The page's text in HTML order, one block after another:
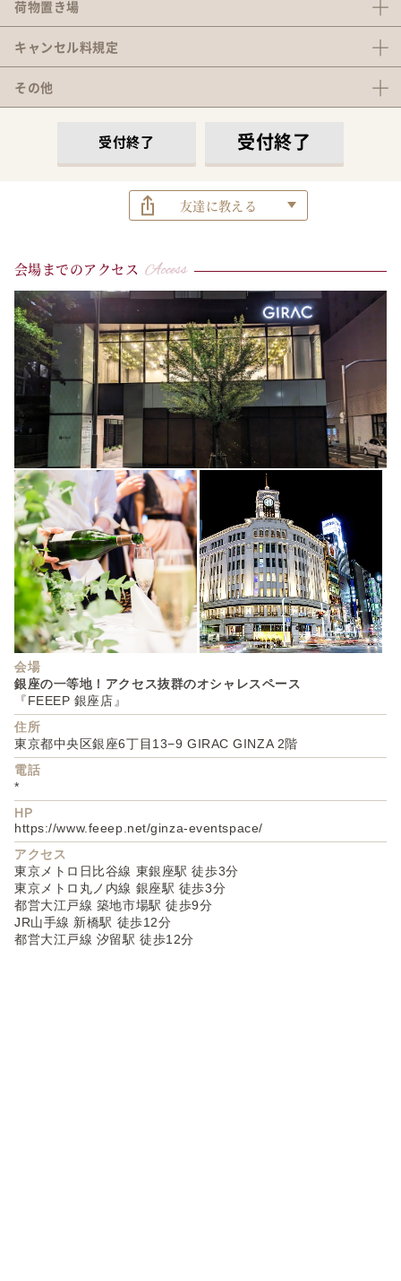
荷物置き場
キャンセル料規定
その他
受付終了 受付終了
友達に教える
会場までのアクセス
会場
銀座の一等地！アクセス抜群のオシャレスペース
『FEEEP 銀座店』
住所
東京都中央区銀座6丁目13−9 GIRAC GINZA 2階
電話
*
HP
https://www.feeep.net/ginza-eventspace/
アクセス
東京メトロ日比谷線 東銀座駅 徒歩3分
東京メトロ丸ノ内線 銀座駅 徒歩3分
都営大江戸線 築地市場駅 徒歩9分
JR山手線 新橋駅 徒歩12分
都営大江戸線 汐留駅 徒歩12分